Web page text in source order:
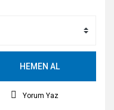
HEMEN AL
Yorum Yaz